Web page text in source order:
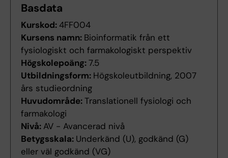
Basdata
Kurskod:4FF004
Kursens namn: Bioinformatik från ett
fysiologiskt och farmakologiskt perspektiv
Högskolepoäng:7.5
Utbildningsform: Högskoleutbildning, 2007
års studieordning
Huvudområde:Translationell fysiologi och
farmakologi
Nivå: AV - Avancerad nivå
Betygsskala: Underkänd (U), godkänd (G)
eller väl godkänd (VG)